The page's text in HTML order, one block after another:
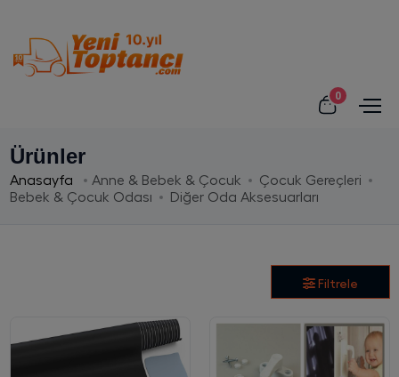
0
Ürünler
Anasayfa Anne & Bebek & Çocuk
Çocuk Gereçleri
Bebek & Çocuk Odası
Diğer Oda Aksesuarları
Filtrele